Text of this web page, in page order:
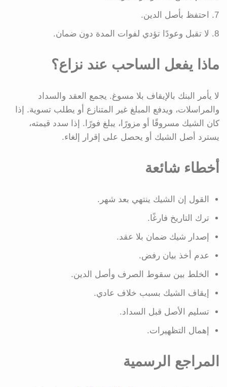
احتفظ بأصل الدين.
لا تقبل وعودًا تؤدي لفوات المدة دون ضمان.
ماذا يفعل الساحب عند نزاع؟
لا يأمر البنك بالإيقاف بلا مسوغ. يجمع العقد والسداد
والمراسلات، ويدفع المبلغ غير المتنازع أو يطلب تسوية. إذا
كان الشيك مسروقًا أو مزورًا، يبلغ فورًا. إذا سدد قيمته،
يسترد أصل الشيك أو يحصل على إقرار إلغاء.
أخطاء شائعة
القول إن الشيك ينتهي بعد شهر.
ترك التاريخ فارغًا.
إصدار شيك ضمان بلا عقد.
عدم أخذ بيان رفض.
الخلط بين سقوط الصرف وأصل الدين.
إيقاف الشيك بسبب خلاف عادي.
تسليم الأصل قبل السداد.
إهمال التظهيرات.
المراجع الرسمية